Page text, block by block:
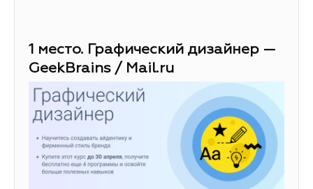
1 место. Графический дизайнер —
GeekBrains / Mail.ru